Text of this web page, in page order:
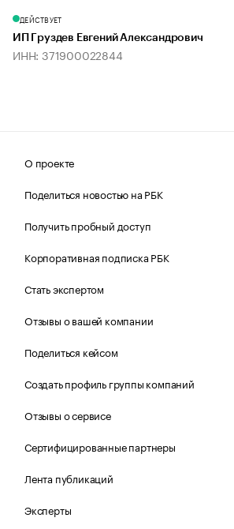
ДЕЙСТВУЕТ
ИП Груздев Евгений Александрович
ИНН: 371900022844
О проекте
Поделиться новостью на РБК
Получить пробный доступ
Корпоративная подписка РБК
Стать экспертом
Отзывы о вашей компании
Поделиться кейсом
Создать профиль группы компаний
Отзывы о сервисе
Сертифицированные партнеры
Лента публикаций
Эксперты